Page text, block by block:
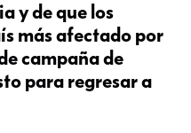
y de que los
más afectado por
campaña de
para regresar a